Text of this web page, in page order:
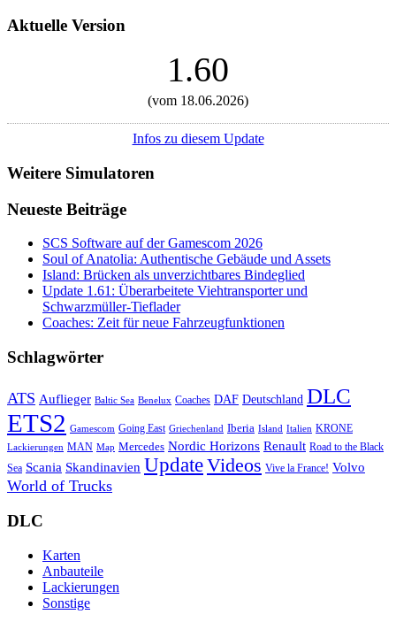
Aktuelle Version
1.60
(vom 18.06.2026)
Infos zu diesem Update
Weitere Simulatoren
Neueste Beiträge
SCS Software auf der Gamescom 2026
Soul of Anatolia: Authentische Gebäude und Assets
Island: Brücken als unverzichtbares Bindeglied
Update 1.61: Überarbeitete Viehtransporter und
Schwarzmüller-Tieflader
Coaches: Zeit für neue Fahrzeugfunktionen
Schlagwörter
ATS Auflieger Baltic Sea Benelux Coaches DAF Deutschland DLC
ETS2 Gamescom Going East Griechenland Iberia Island Italien KRONE
Lackierungen MAN Map Mercedes Nordic Horizons Renault Road to the Black
Sea Scania Skandinavien UpdateVideos Vive la France! Volvo
World of Trucks
DLC
Karten
Anbauteile
Lackierungen
Sonstige